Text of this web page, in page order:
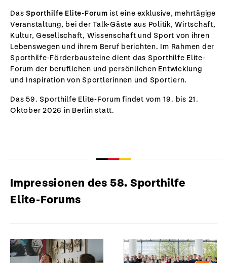
Das Sporthilfe Elite-Forum ist eine exklusive, mehrtägige
Veranstaltung, bei der Talk-Gäste aus Politik, Wirtschaft,
Kultur, Gesellschaft, Wissenschaft und Sport von ihren
Lebenswegen und ihrem Beruf berichten. Im Rahmen der
Sporthilfe-Förderbausteine dient das Sporthilfe Elite-
Forum der beruflichen und persönlichen Entwicklung
und Inspiration von Sportlerinnen und Sportlern.
Das 59. Sporthilfe Elite-Forum findet vom 19. bis 21.
Oktober 2026 in Berlin statt.
Impressionen des 58. Sporthilfe
Elite-Forums